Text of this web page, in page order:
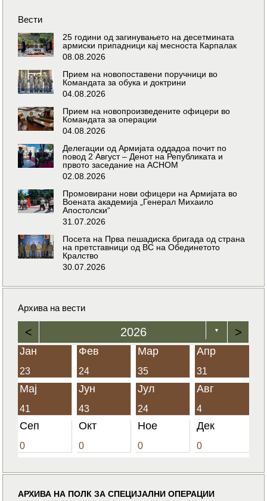
Вести
25 години од загинувањето на десетмината
армиски припадници кај месноста Карпалак
08.08.2026
Прием на новопоставени поручници во
Командата за обука и доктрини
04.08.2026
Прием на новопроизведените офицери во
Командата за операции
04.08.2026
Делегации од Армијата оддадоа почит по
повод 2 Август – Денот на Републиката и
првото заседание на АСНОМ
02.08.2026
Промовирани нови офицери на Армијата во
Воената академија „Генерал Михаило
Апостолски“
31.07.2026
Посета на Прва пешадиска бригада од страна
на претставници од ВС на Обединетото
Кралство
30.07.2026
Архива на вести
< 2026 ▼ >
Јан
23
Фев
24
Мар
35
Апр
31
Мај
41
Јун
43
Јул
24
Авг
4
Сеп
0
Окт
0
Ное
0
Дек
0
АРХИВА НА ПОЛК ЗА СПЕЦИЈАЛНИ ОПЕРАЦИИ